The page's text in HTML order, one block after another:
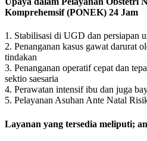
Komprehemsif (PONEK) 24 Jam
1. Stabilisasi di UGD dan persiapan
2. Penanganan kasus gawat darurat
tindakan
3. Penanganan operatif cepat dan
sektio saesaria
4. Perawatan intensif ibu dan juga
5. Pelayanan Asuhan Ante Natal
Layanan yang tersedia meliputi;